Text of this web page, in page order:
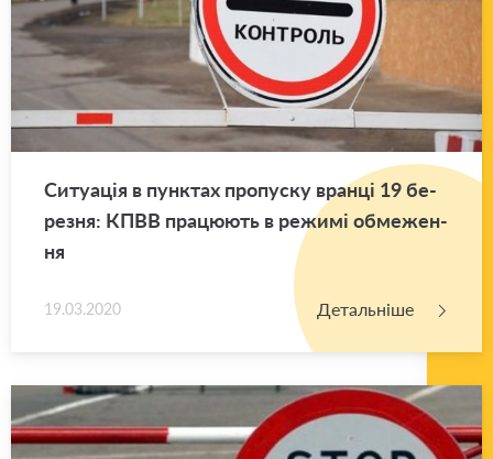
Си­ту­а­ція в пун­ктах про­пу­ску вран­ці 19 бе­
ре­зня: КПВВ пра­цю­ють в ре­жи­мі обме­же­н­
ня
19.03.2020 Детальніше